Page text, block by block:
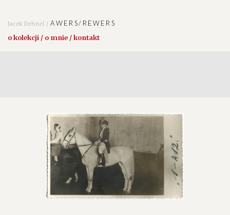
Jacek Dehnel /AWERS/REWERS
o kolekcji / o mnie / kontakt